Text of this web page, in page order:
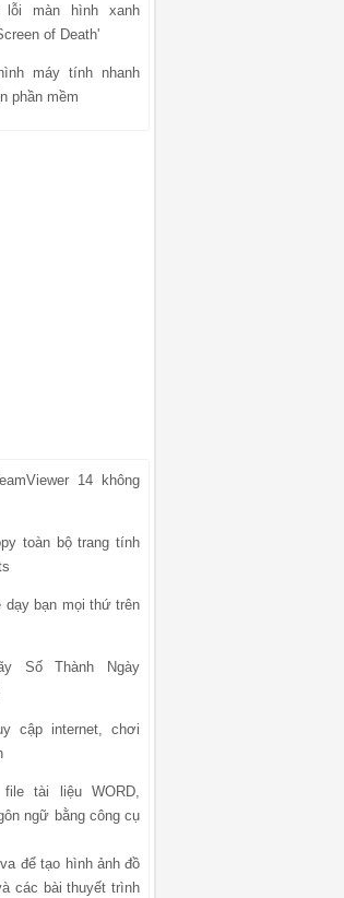
lỗi màn hình xanh
of Death'
máy tính nhanh
phần mềm
14 không
toàn bộ trang tính
dạy bạn mọi thứ trên
Số Thành Ngày
cập internet, chơi
tài liệu WORD,
ngữ bằng công cụ
để tạo hình ảnh đồ
các bài thuyết trình